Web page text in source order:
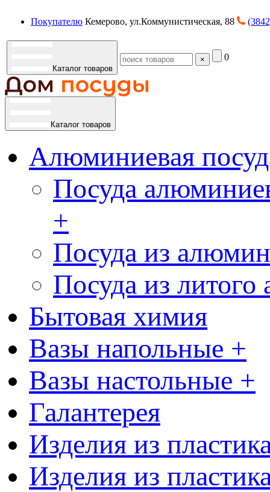
Покупателю Кемерово, ул.Коммунистическая, 88
Каталог товаров
× 0
Каталог товаров
Алюминиевая
Посуда
+
Посуда из
Посуда из
Бытовая химия
Вазы напольные +
Вазы настольные +
Галантерея
Изделия из
Изделия из